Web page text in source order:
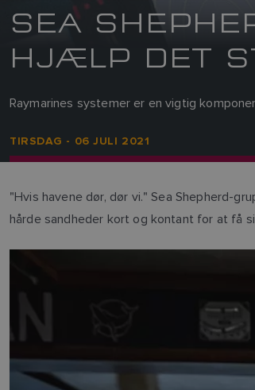
SEA
HJÆLP DET
Raymarines systemer er en vigtig
TIRSDAG - 06 JULI 2021
"Hvis havene dør, dør vi." Sea Shepherd-
hårde sandheder kort og kontant for at få